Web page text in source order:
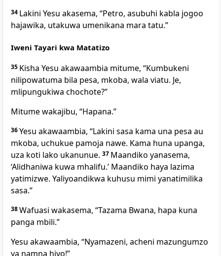
34 Lakini Yesu akasema, “Petro, asubuhi kabla jogoo
hajawika, utakuwa umenikana mara tatu.”
Iweni Tayari kwa Matatizo
35 Kisha Yesu akawaambia mitume, “Kumbukeni
nilipowatuma bila pesa, mkoba, wala viatu. Je,
mlipungukiwa chochote?”
Mitume wakajibu, “Hapana.”
36Yesu akawaambia, “Lakini sasa kama una pesa au
mkoba, uchukue pamoja nawe. Kama huna upanga,
uza koti lako ukanunue. 37 Maandiko yanasema,
‘Alidhaniwa kuwa mhalifu.’ Maandiko haya lazima
yatimizwe. Yaliyoandikwa kuhusu mimi yanatimilika
sasa.”
38Wafuasi wakasema, “Tazama Bwana, hapa kuna
panga mbili.”
Yesu akawaambia, “Nyamazeni, acheni mazungumzo
ya namna hiyo!”